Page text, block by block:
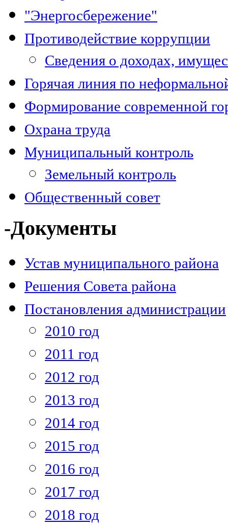
"Энергосбережение"
Противодействие коррупции
Сведения о доходах,
Горячая линия по
Формирование современной
Охрана труда
Муниципальный контроль
Земельный контроль
Общественный совет
-Документы
Устав муниципального района
Решения Совета района
Постановления администрации
2010 год
2011 год
2012 год
2013 год
2014 год
2015 год
2016 год
2017 год
2018 год